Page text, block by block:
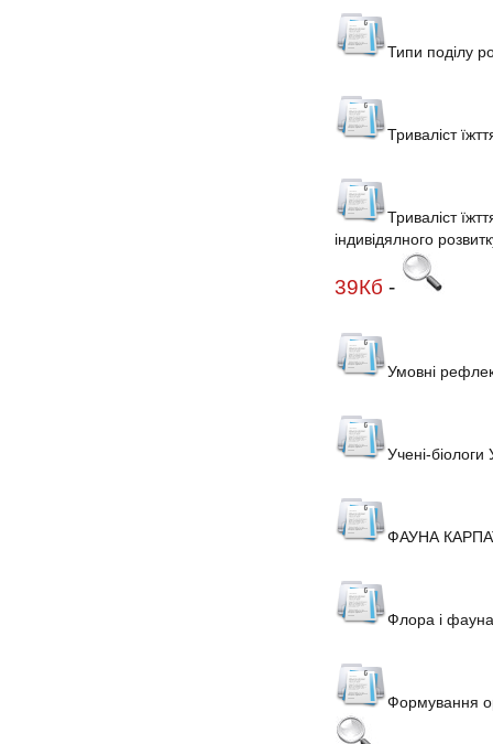
Типи поділу
Триваліст
Триваліст
індивідялного
39Кб -
Умовні
Учені-біологи
ФАУНА
Флора і
Формування